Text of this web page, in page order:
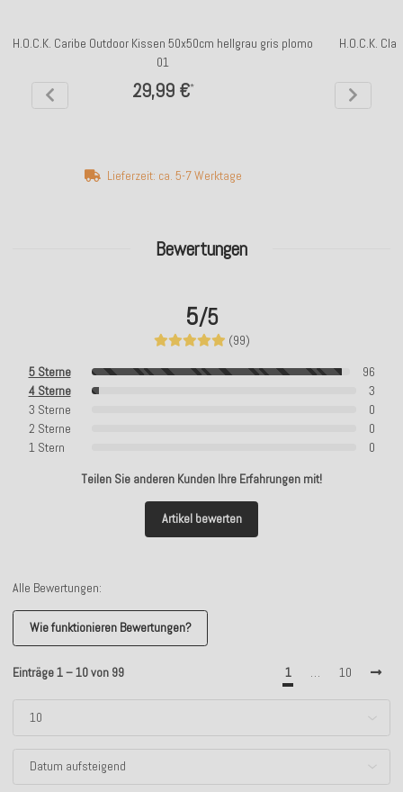
Bewertungen
5/5
(99)
5 Sterne
96
4 Sterne
3
3 Sterne
0
2 Sterne
0
1 Stern
0
Teilen Sie anderen Kunden Ihre Erfahrungen mit!
Artikel bewerten
Alle Bewertungen:
Wie funktionieren Bewertungen?
Einträge 1 – 10 von 99 1 … 10
H.O.C.K. Caribe Outdoor Kissen 50x50cm hellgrau gris plomo
01
29,99 €*
Lieferzeit: ca. 5-7 Werktage
H.O.C.K.